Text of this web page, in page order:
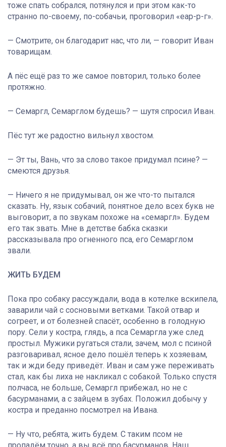
тоже спать собрался, потянулся и при этом как-то
странно по-своему, по-собачьи, проговорил «еар-р-г».
— Смотрите, он благодарит нас, что ли, — говорит Иван
товарищам.
А пёс ещё раз то же самое повторил, только более
протяжно.
— Семаргл, Семарглом будешь? — шутя спросил Иван.
Пёс тут же радостно вильнул хвостом.
— Эт ты, Вань, что за слово такое придумал псине? —
смеются друзья.
— Ничего я не придумывал, он же что-то пытался
сказать. Ну, язык собачий, понятное дело всех букв не
выговорит, а по звукам похоже на «семаргл». Будем
его так звать. Мне в детстве бабка сказки
рассказывала про огненного пса, его Семарглом
звали.
ЖИТЬ БУДЕМ
Пока про собаку рассуждали, вода в котелке вскипела,
заварили чай с сосновыми ветками. Такой отвар и
согреет, и от болезней спасёт, особенно в голодную
пору. Сели у костра, глядь, а пса Семаргла уже след
простыл. Мужики ругаться стали, зачем, мол с псиной
разговаривал, ясное дело пошёл теперь к хозяевам,
так и жди беду приведёт. Иван и сам уже переживать
стал, как бы лиха не накликал с собакой. Только спустя
полчаса, не больше, Семаргл прибежал, но не с
басурманами, а с зайцем в зубах. Положил добычу у
костра и преданно посмотрел на Ивана.
— Ну что, ребята, жить будем. С таким псом не